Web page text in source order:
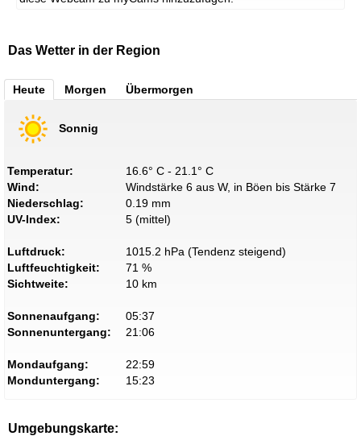
Das Wetter in der Region
Heute Morgen Übermorgen
Sonnig
Temperatur:
16.6° C - 21.1° C
Wind:
Windstärke 6 aus W, in Böen bis Stärke 7
Niederschlag:
0.19 mm
UV-Index:
5 (mittel)
Luftdruck:
1015.2 hPa (Tendenz steigend)
Luftfeuchtigkeit:
71 %
Sichtweite:
10 km
Sonnenaufgang:
05:37
Sonnenuntergang:
21:06
Mondaufgang:
22:59
Monduntergang:
15:23
Umgebungskarte: